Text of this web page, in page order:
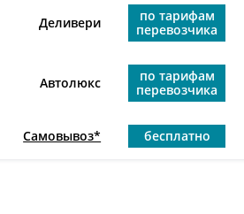
Деливери
по тарифам
перевозчика
Автолюкс
по тарифам
перевозчика
Самовывоз* бесплатно